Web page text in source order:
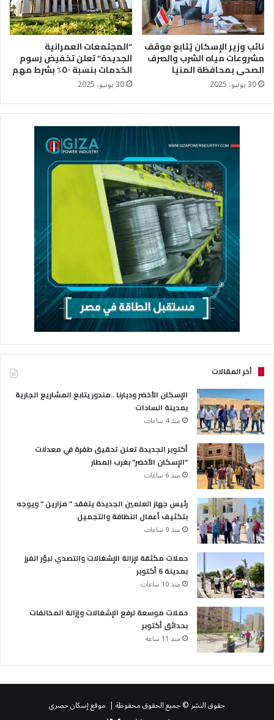
نائب وزير الإسكان يُتابع موقف
مشروعات مياه الشرب والصرف
الصحى بمحافظة المنيا
30 يونيو، 2025
“المجتمعات العمرانية
الجديدة” تعلن تخفيض رسوم
الخدمات بنسبة ٥٠٪؜ بشرط مهم
30 يونيو، 2025
أخر المقالات
الإسكان الأخضر وديارنا ..مندور يتابع المشاريع الجارية
بمدينة السادات
منذ 4 ساعات
أكتوبر الجديدة تعلن تحقيق طفرة في معدلات
“الإسكان الأخضر” بغرب المطار
منذ 6 ساعات
رئيس جهاز العلمين الجديدة يتفقد ” مزارين ” ويوجه
بتكثيف أعمال النظافة والتجميل
منذ 9 ساعات
حملات مكثقة لإزالة الإشغالات والتصدي لبؤر الفرز
بمدينة 6 أكتوبر
منذ 10 ساعات
حملات موسعة لرفع الإشغالات وإزالة المخالفات
بحدائق أكتوبر
منذ 11 ساعة
حقوق النشر © جميع الحقوق محفوظة | موقع إسكان حصرى